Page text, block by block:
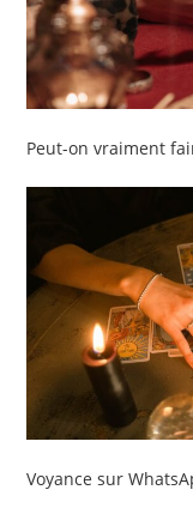
Peut-on vraiment
Voyance sur